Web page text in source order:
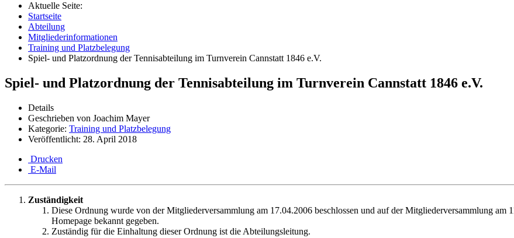
Aktuelle Seite:
Startseite
Abteilung
Mitgliederinformationen
Training und Platzbelegung
Spiel- und Platzordnung der Tennisabteilung im Turnverein Cannstatt 1846 e.V.
Spiel- und Platzordnung der Tennisabteilung im Turnverein Cannstatt 1846 e.V.
Details
Geschrieben von Joachim Mayer
Kategorie: Training und Platzbelegung
Veröffentlicht: 28. April 2018
Drucken
E-Mail
Zuständigkeit
Diese Ordnung wurde von der Mitgliederversammlung am 17.04.2006 beschlossen und auf der Mitgliederversammlung am
Homepage bekannt gegeben.
Zuständig für die Einhaltung dieser Ordnung ist die Abteilungsleitung.